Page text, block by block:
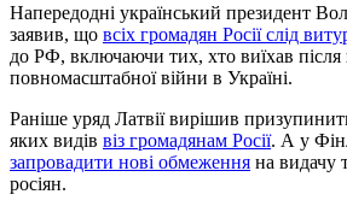
Напередодні український президент
заявив, що всіх громадян Росії слід
до РФ, включаючи тих, хто виїхав після
повномасштабної війни в Україні.
Раніше уряд Латвії вирішив
яких видів віз громадянам Росії. А у
запровадити нові обмеження на видачу
росіян.